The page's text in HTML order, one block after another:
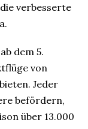
verbesserte
dem 5.
von
Jeder
befördern,
über 13.000